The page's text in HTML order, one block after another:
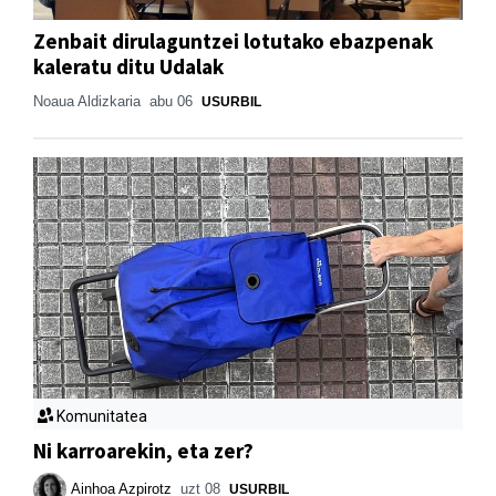
Zenbait dirulaguntzei lotutako ebazpenak
kaleratu ditu Udalak
Noaua Aldizkaria abu 06 USURBIL
Komunitatea
Ni karroarekin, eta zer?
Ainhoa Azpirotz uzt 08 USURBIL